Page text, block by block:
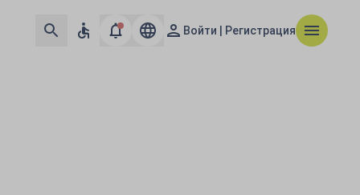
Войти | Регистрация